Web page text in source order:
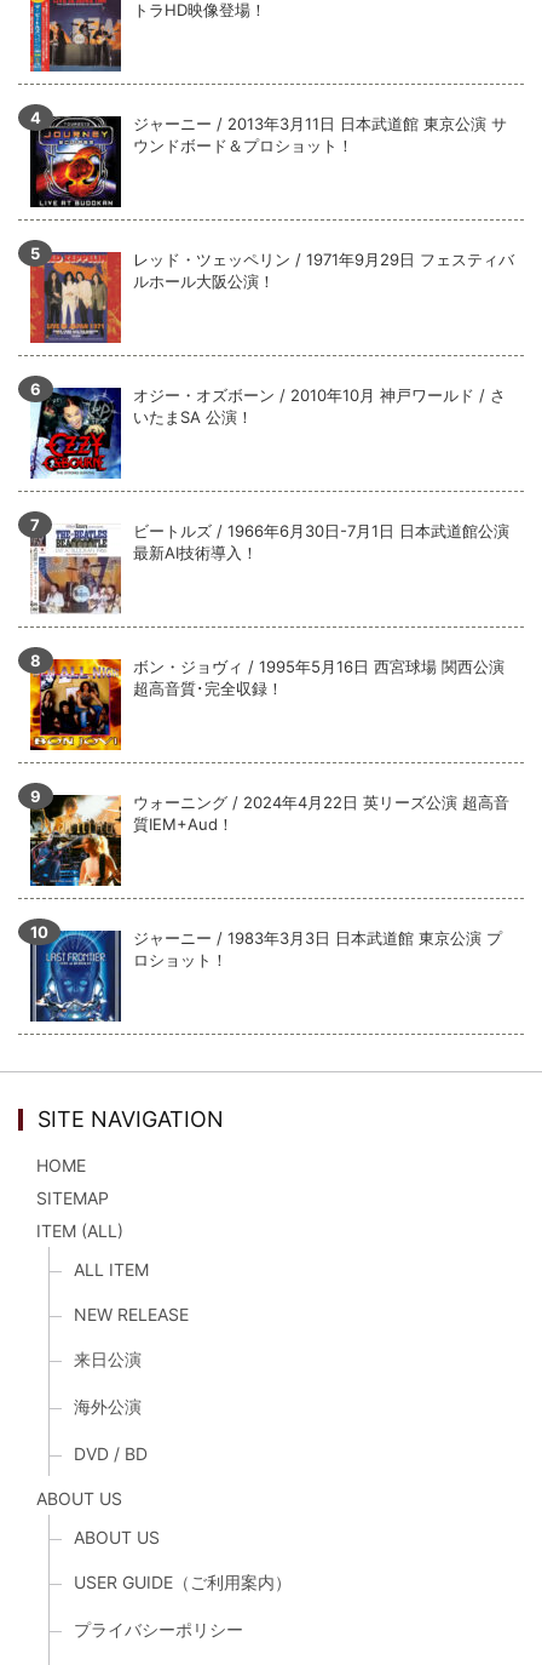
トラHD映像登場！
ジャーニー / 2013年3月11日 日本武道館 東京公演 サ
ウンドボード＆プロショット！
レッド・ツェッペリン / 1971年9月29日 フェスティバ
ルホール大阪公演！
オジー・オズボーン / 2010年10月 神戸ワールド / さ
いたまSA 公演！
ビートルズ / 1966年6月30日-7月1日 日本武道館公演
最新AI技術導入！
ボン・ジョヴィ / 1995年5月16日 西宮球場 関西公演
超高音質･完全収録！
ウォーニング / 2024年4月22日 英リーズ公演 超高音
質IEM+Aud！
ジャーニー / 1983年3月3日 日本武道館 東京公演 プ
ロショット！
SITE NAVIGATION
HOME
SITEMAP
ITEM (ALL)
ALL ITEM
NEW RELEASE
来日公演
海外公演
DVD / BD
ABOUT US
ABOUT US
USER GUIDE（ご利用案内）
プライバシーポリシー